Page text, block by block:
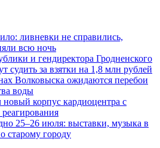
ливневки не справились,
всю ночь
и гендиректора Гродненского
судить за взятки на 1,8 млн рублей
Волковыска ожидаются перебои
воды
новый корпус кардиоцентра с
25–26 июля: выставки, музыка в
старому городу